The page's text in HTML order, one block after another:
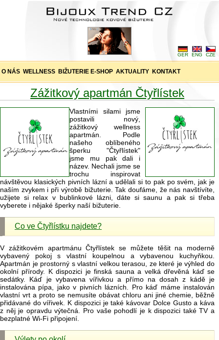
CZE
ENG
GER
O NÁS WELLNESS BIŽUTERIE E-SHOP AKTUALITY KONTAKT
Zážitkový apartmán Čtyřlístek
Vlastními silami jsme
postavili nový,
zážitkový wellness
apartmán. Podle
našeho oblíbeného
šperku "Čtyřlístek"
jsme mu pak dali i
název. Nechali jsme se
trochu inspirovat
návštěvou klasických pivních lázní a udělali si to pak po svém, jak je
naším zvykem i při výrobě bižuterie. Tak doufáme, že nás navštívíte,
užijete si relax v bublinkové lázni, dáte si saunu a pak si třeba
vyberete i nějaké šperky naší bižuterie.
Co ve Čtyřlístku najdete?
V zážitkovém apartmánu Čtyřlístek se můžete těšit na moderně
vybavený pokoj s vlastní koupelnou a vybavenou kuchyňkou.
Apartmán je prostorný s vlastní velkou terasou, ze které je výhled do
okolní přírody. K dispozici je finská sauna a velká dřevěná káď se
sedátky. Káď je vybavena vířivkou a přímo na dosah z kádě je
instalována pípa, jako v pivních lázních. Pro káď máme instalován
vlastní vrt a proto se nemusíte obávat chloru ani jiné chemie, běžně
přidávané do vířivek. K dispozici je také kávovar Dolce Gusto a káva
z něj je opravdu výtečná. Pro vaše pohodlí je k dispozici také TV a
bezplatné Wi-Fi připojení.